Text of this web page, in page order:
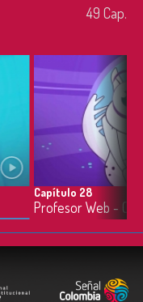
49 Cap.
Capítulo 28
Profesor Web -